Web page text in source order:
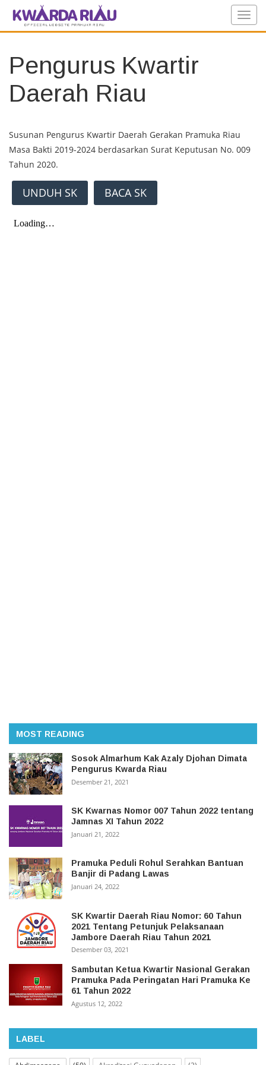
Pengurus Kwartir
Daerah Riau
Susunan Pengurus Kwartir Daerah Gerakan Pramuka Riau
Masa Bakti 2019-2024 berdasarkan Surat Keputusan No. 009
Tahun 2020.
UNDUH SK BACA SK
MOST READING
Sosok Almarhum Kak Azaly Djohan Dimata
Pengurus Kwarda Riau
Desember 21, 2021
SK Kwarnas Nomor 007 Tahun 2022 tentang
Jamnas XI Tahun 2022
Januari 21, 2022
Pramuka Peduli Rohul Serahkan Bantuan
Banjir di Padang Lawas
Januari 24, 2022
SK Kwartir Daerah Riau Nomor: 60 Tahun
2021 Tentang Petunjuk Pelaksanaan
Jambore Daerah Riau Tahun 2021
Desember 03, 2021
Sambutan Ketua Kwartir Nasional Gerakan
Pramuka Pada Peringatan Hari Pramuka Ke
61 Tahun 2022
Agustus 12, 2022
LABEL